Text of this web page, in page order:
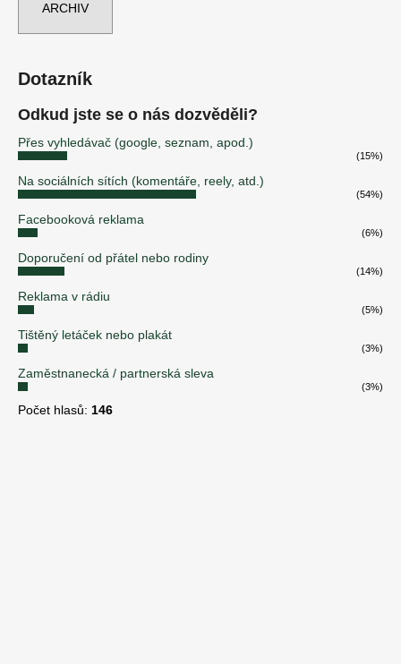
ARCHIV
Dotazník
Odkud jste se o nás dozvěděli?
Přes vyhledávač (google, seznam, apod.)
(15%)
Na sociálních sítích (komentáře, reely, atd.)
(54%)
Facebooková reklama
(6%)
Doporučení od přátel nebo rodiny
(14%)
Reklama v rádiu
(5%)
Tištěný letáček nebo plakát
(3%)
Zaměstnanecká / partnerská sleva
(3%)
Počet hlasů: 146